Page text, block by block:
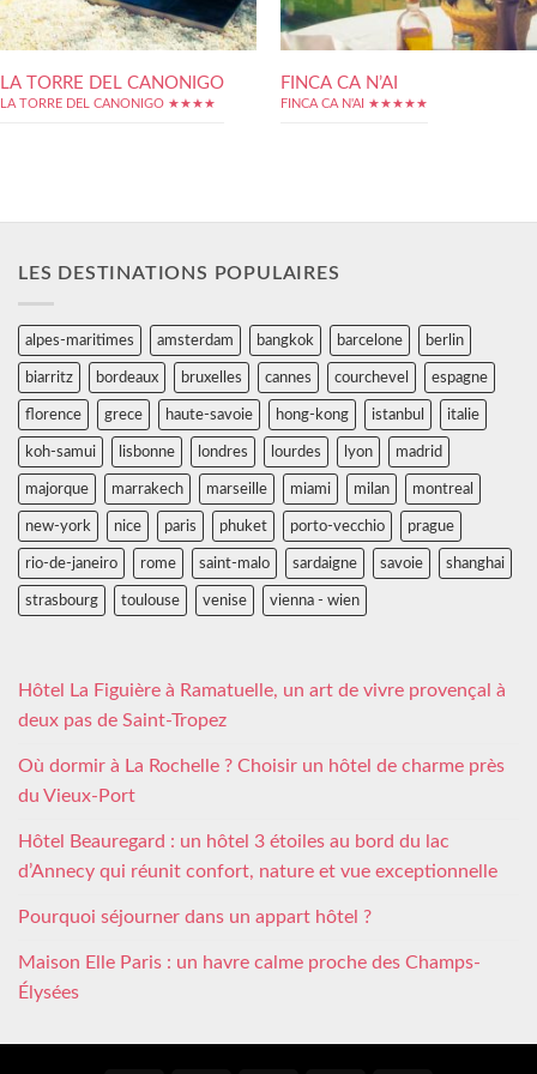
LA TORRE DEL CANONIGO
LA TORRE DEL CANONIGO ★★★★
FINCA CA N’AI
FINCA CA N'AI ★★★★★
LES DESTINATIONS POPULAIRES
alpes-maritimes amsterdam bangkok barcelone berlin
biarritz bordeaux bruxelles cannes courchevel espagne
florence grece haute-savoie hong-kong istanbul italie
koh-samui lisbonne londres lourdes lyon madrid
majorque marrakech marseille miami milan montreal
new-york nice paris phuket porto-vecchio prague
rio-de-janeiro rome saint-malo sardaigne savoie shanghai
strasbourg toulouse venise vienna - wien
Hôtel La Figuière à Ramatuelle, un art de vivre provençal à
deux pas de Saint-Tropez
Où dormir à La Rochelle ? Choisir un hôtel de charme près
du Vieux-Port
Hôtel Beauregard : un hôtel 3 étoiles au bord du lac
d’Annecy qui réunit confort, nature et vue exceptionnelle
Pourquoi séjourner dans un appart hôtel ?
Maison Elle Paris : un havre calme proche des Champs-
Élysées